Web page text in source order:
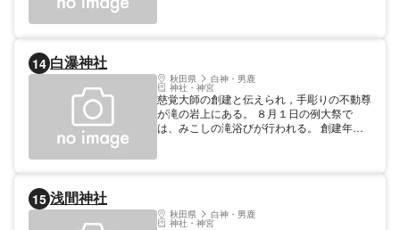
14 白瀑神社
秋田県 白神・男鹿
神社・神宮
慈覚大師の創建と伝えられ，手彫りの不動尊
が滝の岩上にある。 ８月１日の例大祭で
は、みこしの滝浴びが行われる。 創建年代
15 浅間神社
秋田県 白神・男鹿
神社・神宮